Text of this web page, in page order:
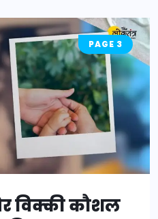
PAGE 3
विक्की कौशल